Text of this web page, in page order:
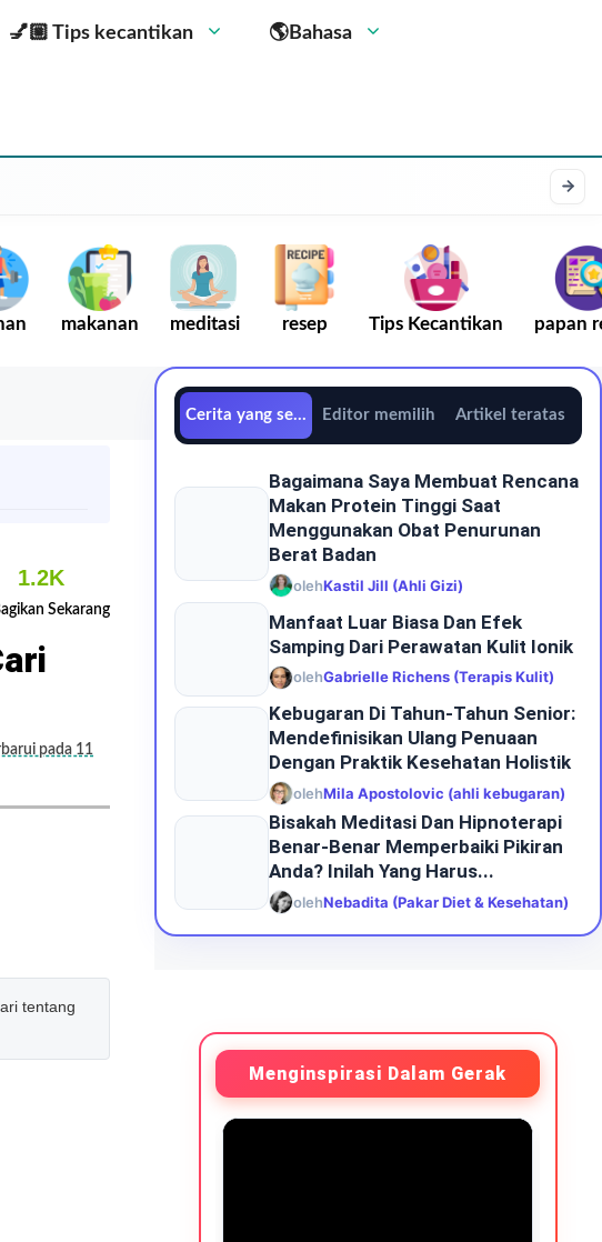
💅🏼 Tips kecantikan 🌎Bahasa
makanan meditasi resep Tips Kecantikan papan
1.2K
Sekarang
pada 11
tentang
Cerita yang sedang trenEditor memilih Artikel teratas
Bagaimana Saya Membuat Rencana
Makan Protein Tinggi Saat
Menggunakan Obat Penurunan
Berat Badan
olehKastil Jill (Ahli Gizi)
Manfaat Luar Biasa Dan Efek
Samping Dari Perawatan Kulit Ionik
olehGabrielle Richens (Terapis Kulit)
Kebugaran Di Tahun-Tahun Senior:
Mendefinisikan Ulang Penuaan
Dengan Praktik Kesehatan Holistik
olehMila Apostolovic (ahli kebugaran)
Bisakah Meditasi Dan Hipnoterapi
Benar-Benar Memperbaiki Pikiran
Anda? Inilah Yang Harus...
olehNebadita (Pakar Diet & Kesehatan)
Menginspirasi Dalam Gerak